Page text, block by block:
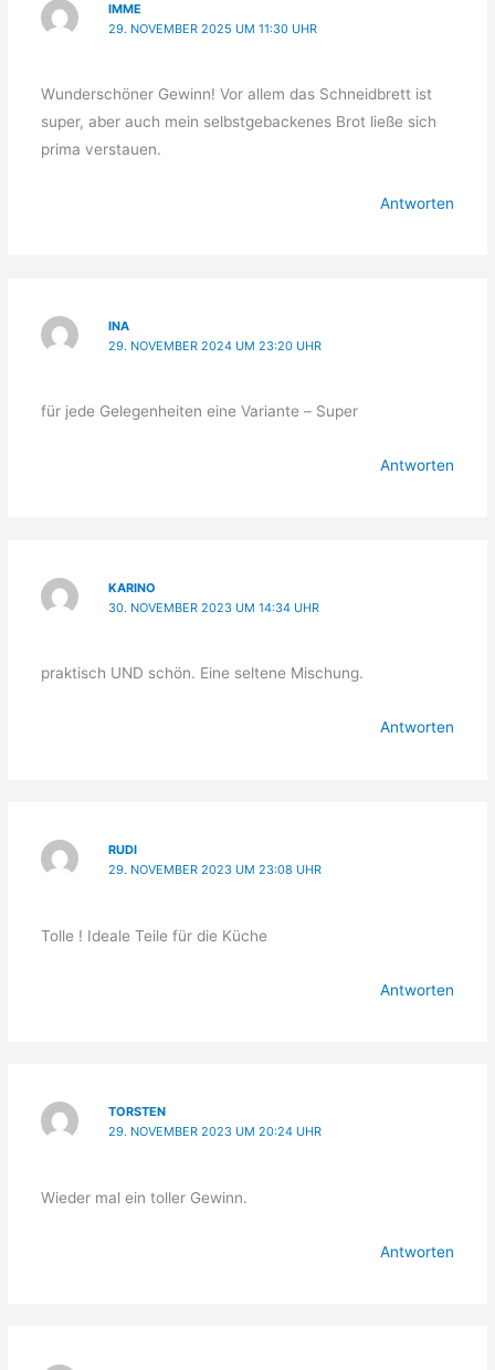
IMME
29. NOVEMBER 2025 UM 11:30 UHR
Wunderschöner Gewinn! Vor allem das Schneidbrett ist
super, aber auch mein selbstgebackenes Brot ließe sich
prima verstauen.
Antworten
INA
29. NOVEMBER 2024 UM 23:20 UHR
für jede Gelegenheiten eine Variante – Super
Antworten
KARINO
30. NOVEMBER 2023 UM 14:34 UHR
praktisch UND schön. Eine seltene Mischung.
Antworten
RUDI
29. NOVEMBER 2023 UM 23:08 UHR
Tolle ! Ideale Teile für die Küche
Antworten
TORSTEN
29. NOVEMBER 2023 UM 20:24 UHR
Wieder mal ein toller Gewinn.
Antworten